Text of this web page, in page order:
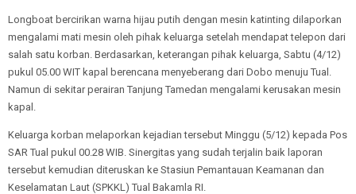
Longboat bercirikan warna hijau putih dengan mesin katinting dilaporkan
mengalami mati mesin oleh pihak keluarga setelah mendapat telepon dari
salah satu korban. Berdasarkan, keterangan pihak keluarga, Sabtu (4/12)
pukul 05.00 WIT kapal berencana menyeberang dari Dobo menuju Tual.
Namun di sekitar perairan Tanjung Tamedan mengalami kerusakan mesin
kapal.
Keluarga korban melaporkan kejadian tersebut Minggu (5/12) kepada Pos
SAR Tual pukul 00.28 WIB. Sinergitas yang sudah terjalin baik laporan
tersebut kemudian diteruskan ke Stasiun Pemantauan Keamanan dan
Keselamatan Laut (SPKKL) Tual Bakamla RI.